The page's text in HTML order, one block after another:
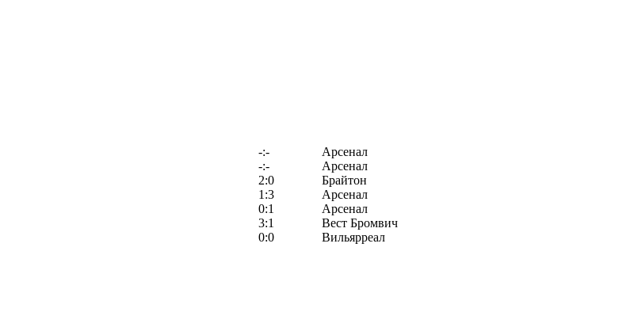
-:-
Арсенал
-:-
Арсенал
2:0
Брайтон
1:3
Арсенал
0:1
Арсенал
3:1
Вест Бромвич
0:0
Вильярреал